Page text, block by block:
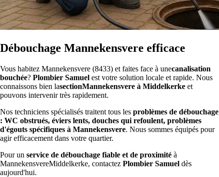
Débouchage Mannekensvere efficace
Vous habitez Mannekensvere (8433) et faites face à unecanalisation
bouchée? Plombier Samuel est votre solution locale et rapide. Nous
connaissons bien lasectionMannekensvere à Middelkerke et
pouvons intervenir très rapidement.
Nos techniciens spécialisés traitent tous les problèmes de débouchage
: WC obstrués, éviers lents, douches qui refoulent, problèmes
d'égouts spécifiques à Mannekensvere. Nous sommes équipés pour
agir efficacement dans votre quartier.
Pour un service de débouchage fiable et de proximité à
MannekensvereMiddelkerke, contactez Plombier Samuel dès
aujourd'hui.